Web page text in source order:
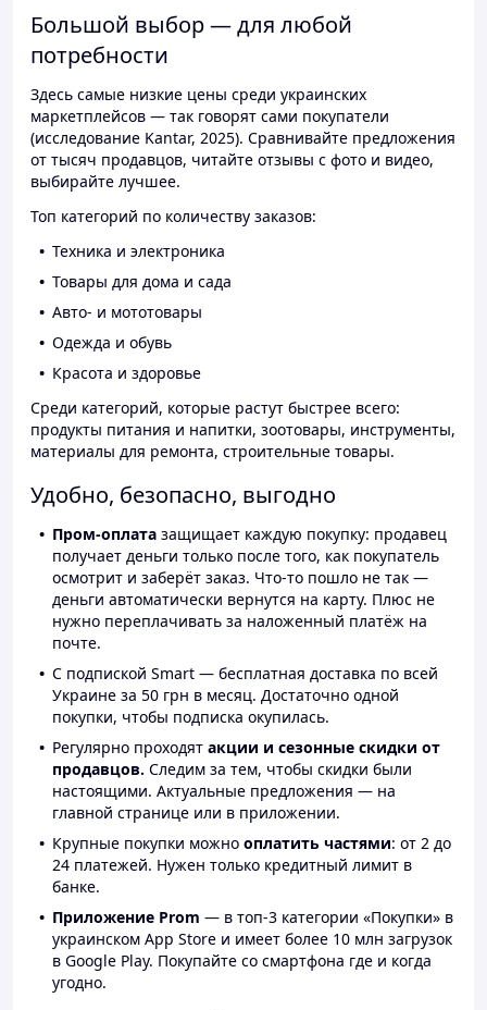
Большой выбор — для любой
потребности
Здесь самые низкие цены среди украинских
маркетплейсов — так говорят сами покупатели
(исследование Kantar, 2025). Сравнивайте предложения
от тысяч продавцов, читайте отзывы с фото и видео,
выбирайте лучшее.
Топ категорий по количеству заказов:
Техника и электроника
Товары для дома и сада
Авто- и мототовары
Одежда и обувь
Красота и здоровье
Среди категорий, которые растут быстрее всего:
продукты питания и напитки, зоотовары, инструменты,
материалы для ремонта, строительные товары.
Удобно, безопасно, выгодно
Пром-оплата защищает каждую покупку: продавец
получает деньги только после того, как покупатель
осмотрит и заберёт заказ. Что-то пошло не так —
деньги автоматически вернутся на карту. Плюс не
нужно переплачивать за наложенный платёж на
почте.
С подпиской Smart — бесплатная доставка по всей
Украине за 50 грн в месяц. Достаточно одной
покупки, чтобы подписка окупилась.
Регулярно проходят акции и сезонные скидки от
продавцов. Следим за тем, чтобы скидки были
настоящими. Актуальные предложения — на
главной странице или в приложении.
Крупные покупки можно оплатить частями: от 2 до
24 платежей. Нужен только кредитный лимит в
банке.
Приложение Prom — в топ-3 категории «Покупки» в
украинском App Store и имеет более 10 млн загрузок
в Google Play. Покупайте со смартфона где и когда
угодно.